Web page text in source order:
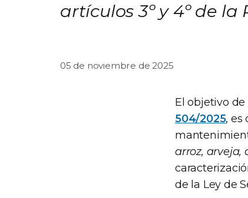
artículos 3º y 4º de la
05 de noviembre de 2025
El objetivo de
504/2025, es
arroz, arveja,
de la Ley de